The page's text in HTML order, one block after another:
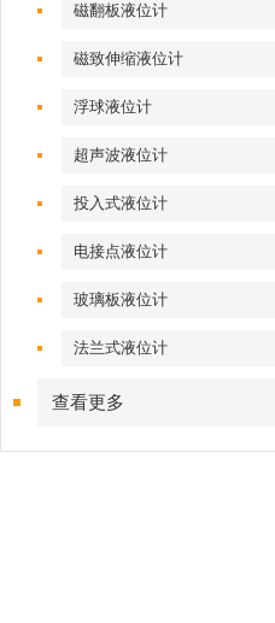
磁翻板液位计
磁致伸缩液位计
浮球液位计
超声波液位计
投入式液位计
电接点液位计
玻璃板液位计
法兰式液位计
查看更多